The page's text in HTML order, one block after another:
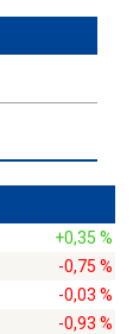
+0,35 %
-0,75 %
-0,03 %
-0,93 %